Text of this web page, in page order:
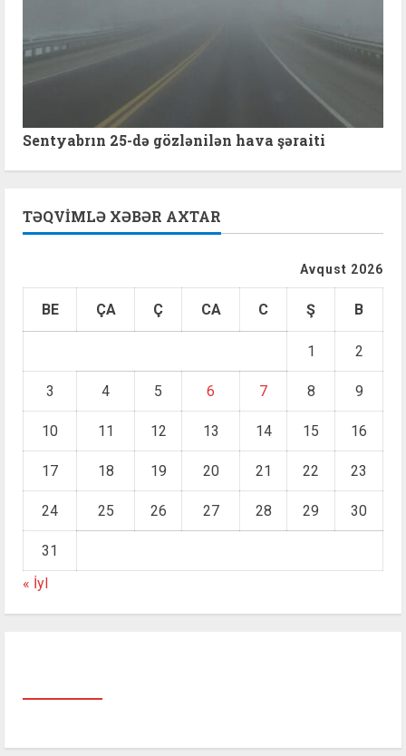
Sentyabrın 25-də gözlənilən hava şəraiti
TƏQVIMLƏ XƏBƏR AXTAR
Avqust 2026
BE ÇA Ç CA C Ş B
1 2
3 4 5 6 7 8 9
10 11 12 13 14 15 16
17 18 19 20 21 22 23
24 25 26 27 28 29 30
31
« İyl